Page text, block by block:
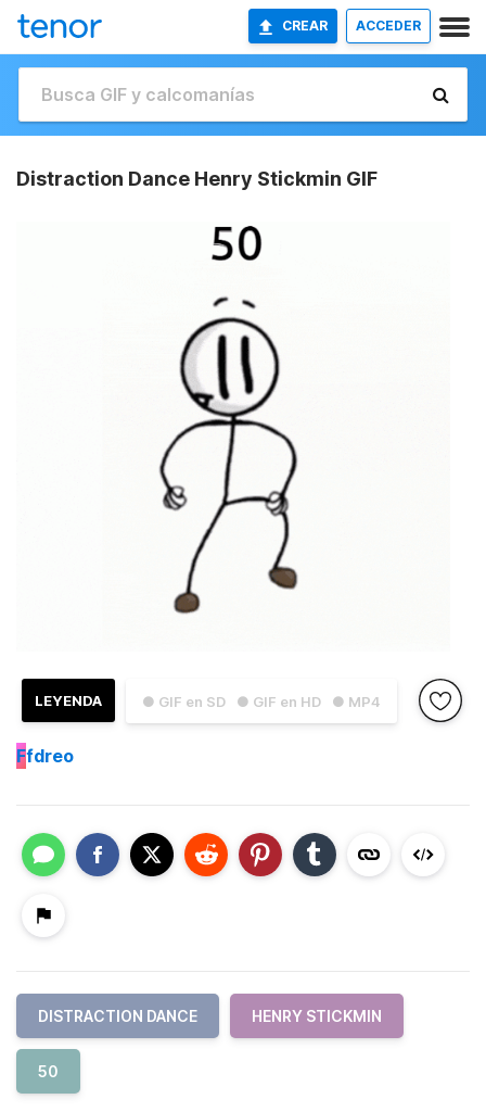
CREAR ACCEDER
Distraction Dance Henry Stickmin GIF
● GIF en SD ● GIF en HD ● MP4
LEYENDA
Ffdreo
DISTRACTION DANCE HENRY STICKMIN
50